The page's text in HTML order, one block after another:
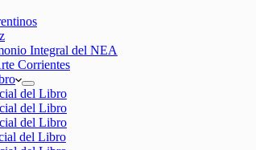
Integral del NEA
Corrientes
del Libro
del Libro
del Libro
del Libro